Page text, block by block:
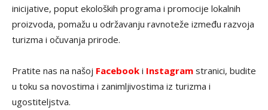
inicijative, poput ekoloških programa i promocije lokalnih
proizvoda, pomažu u održavanju ravnoteže između razvoja
turizma i očuvanja prirode.
Pratite nas na našoj Facebook i Instagram stranici, budite
u toku sa novostima i zanimljivostima iz turizma i
ugostiteljstva.